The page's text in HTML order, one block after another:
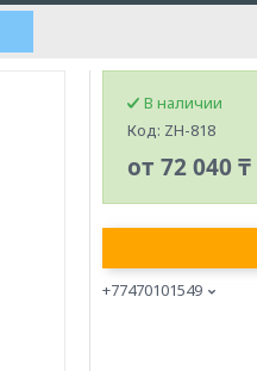
В наличии
Код: ZH-818
от 72 040 ₸
+77470101549